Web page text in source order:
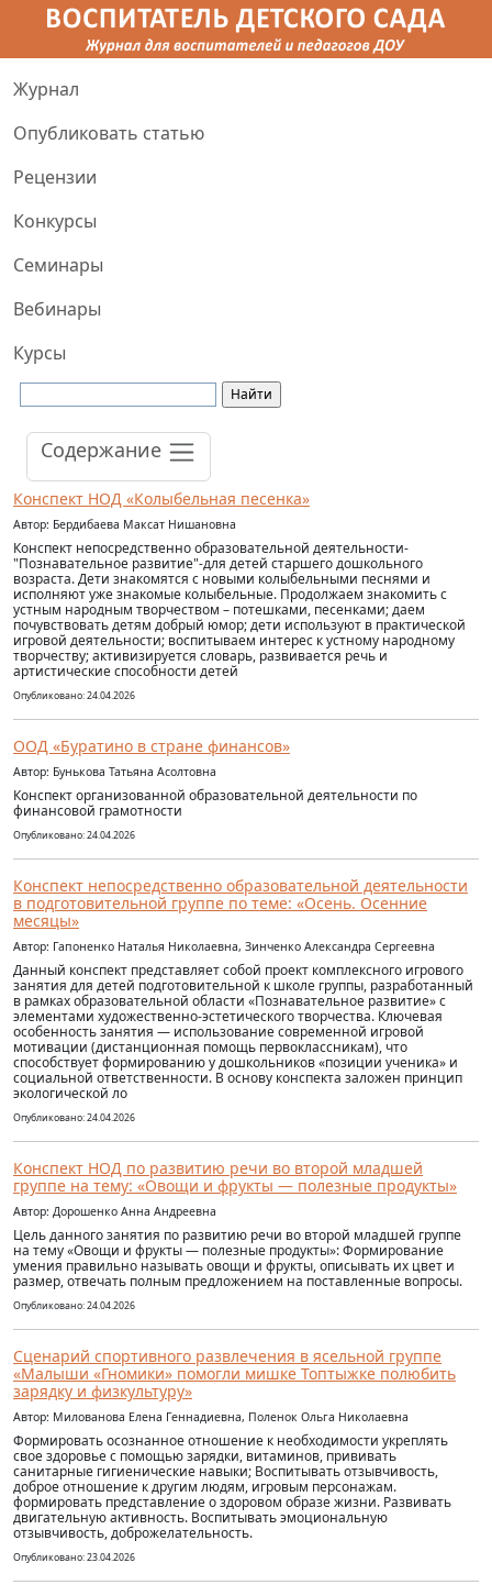
Журнал
Опубликовать статью
Рецензии
Конкурсы
Семинары
Вебинары
Курсы
Содержание
Конспект НОД «Колыбельная песенка»
Автор: Бердибаева Максат Нишановна
Конспект непосредственно образовательной деятельности-
"Познавательное развитие"-для детей старшего дошкольного
возраста. Дети знакомятся с новыми колыбельными песнями и
исполняют уже знакомые колыбельные. Продолжаем знакомить с
устным народным творчеством – потешками, песенками; даем
почувствовать детям добрый юмор; дети используют в практической
игровой деятельности; воспитываем интерес к устному народному
творчеству; активизируется словарь, развивается речь и
артистические способности детей
Опубликовано: 24.04.2026
ООД «Буратино в стране финансов»
Автор: Бунькова Татьяна Асолтовна
Конспект организованной образовательной деятельности по
финансовой грамотности
Опубликовано: 24.04.2026
Конспект непосредственно образовательной деятельности
в подготовительной группе по теме: «Осень. Осенние
месяцы»
Автор: Гапоненко Наталья Николаевна, Зинченко Александра Сергеевна
Данный конспект представляет собой проект комплексного игрового
занятия для детей подготовительной к школе группы, разработанный
в рамках образовательной области «Познавательное развитие» с
элементами художественно-эстетического творчества. Ключевая
особенность занятия — использование современной игровой
мотивации (дистанционная помощь первоклассникам), что
способствует формированию у дошкольников «позиции ученика» и
социальной ответственности. В основу конспекта заложен принцип
экологической ло
Опубликовано: 24.04.2026
Конспект НОД по развитию речи во второй младшей
группе на тему: «Овощи и фрукты — полезные продукты»
Автор: Дорошенко Анна Андреевна
Цель данного занятия по развитию речи во второй младшей группе
на тему «Овощи и фрукты — полезные продукты»: Формирование
умения правильно называть овощи и фрукты, описывать их цвет и
размер, отвечать полным предложением на поставленные вопросы.
Опубликовано: 24.04.2026
Сценарий спортивного развлечения в ясельной группе
«Малыши «Гномики» помогли мишке Топтыжке полюбить
зарядку и физкультуру»
Автор: Милованова Елена Геннадиевна, Поленок Ольга Николаевна
Формировать осознанное отношение к необходимости укреплять
свое здоровье с помощью зарядки, витаминов, прививать
санитарные гигиенические навыки; Воспитывать отзывчивость,
доброе отношение к другим людям, игровым персонажам.
формировать представление о здоровом образе жизни. Развивать
двигательную активность. Воспитывать эмоциональную
отзывчивость, доброжелательность.
Опубликовано: 23.04.2026